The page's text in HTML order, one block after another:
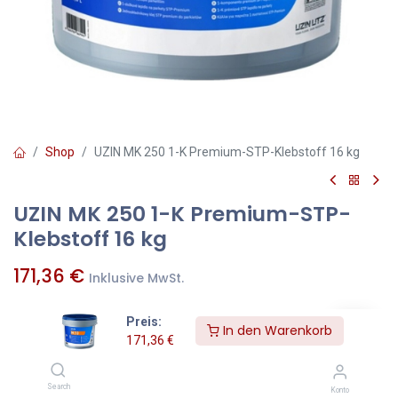
Preis:
171,36 €
In den Warenkorb
Search Konto
Shop UZIN MK 250 1-K Premium-STP-Klebstoff 16 kg
UZIN MK 250 1-K Premium-STP-
Klebstoff 16 kg
171,36 € Inklusive MwSt.
KG = Pakete
Zum Warenkorb hinzufügen